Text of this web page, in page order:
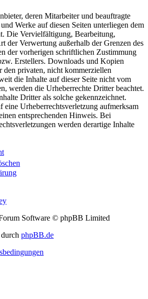
deren Mitarbeiter und beauftragte
Werke auf diesen Seiten unterliegen dem
Die Vervielfältigung, Bearbeitung,
der Verwertung außerhalb der Grenzen des
der vorherigen schriftlichen Zustimmung
Erstellers. Downloads und Kopien
den privaten, nicht kommerziellen
die Inhalte auf dieser Seite nicht vom
werden die Urheberrechte Dritter beachtet.
Dritter als solche gekennzeichnet.
eine Urheberrechtsverletzung aufmerksam
entsprechenden Hinweis. Bei
werden derartige Inhalte
Software © phpBB Limited
phpBB.de